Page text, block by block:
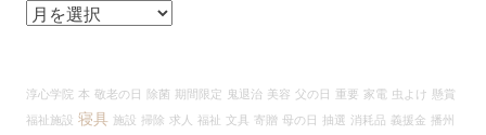
ア
イ
ブ
淳心学院 本 敬老の日 除菌 期間限定 鬼退治 美容 父の日 重要 家電 虫よけ 懸賞
福祉施設 寝具 施設 掃除 求人 福祉 文具 寄贈 母の日 抽選 消耗品 義援金 播州